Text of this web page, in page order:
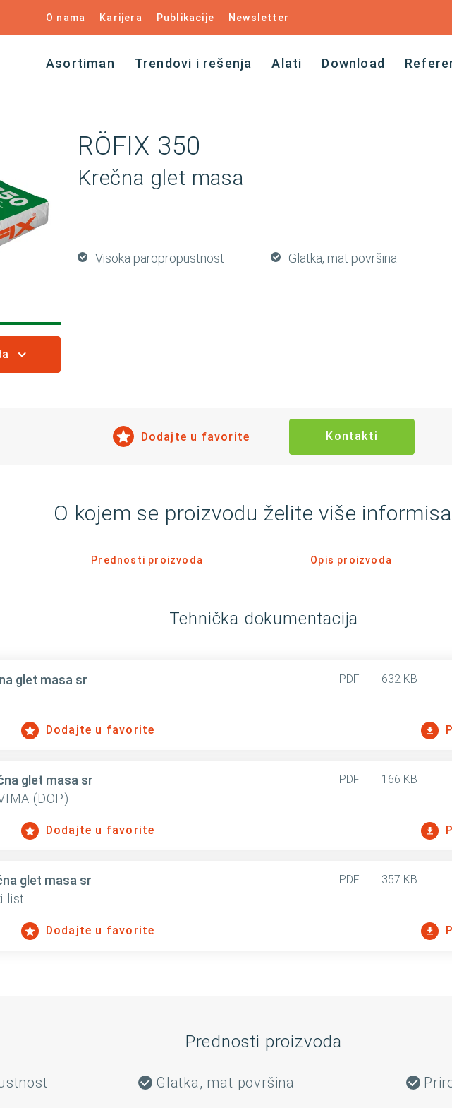
O nama Karijera Publikacije Newsletter
Asortiman Trendovi i rešenja Alati Download
RÖFIX 350
Krečna glet masa
Visoka paropropustnost Glatka, mat površina
Dodajte u favorite Kontakti
O kojem se proizvodu želite više
Prednosti proizvoda Opis proizvoda
Tehnička dokumentacija
glet masa sr
PDF 632 KB
Dodajte u favorite
glet masa sr
(DOP)
PDF 166 KB
Dodajte u favorite
glet masa sr
list
PDF 357 KB
Dodajte u favorite
Prednosti proizvoda
Glatka, mat površina